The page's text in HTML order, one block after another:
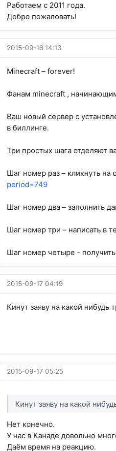
Работаем с 2011 года.
Добро пожаловать!
2015-09-16 14:13
Minecraft – forever!
Фанам minecraft ,
Ваш новый сервер с
в биллинге.
Три простых шага отделяют
Шаг номер раз – кликнуть на
period=749
Шаг номер два – заполнить
Шаг номер три – написать в
Шаг номер четыре -
2015-09-17 04:19
Кинут заяву на какой нибудь
2015-09-17 05:25
Кинут заяву на какой
Нет конечно.
У нас в Канаде довольно
Даём время на реакцию.